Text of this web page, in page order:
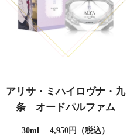
アリサ・ミハイロヴナ・九
条 オードパルファム
30ml 4,950円（税込）